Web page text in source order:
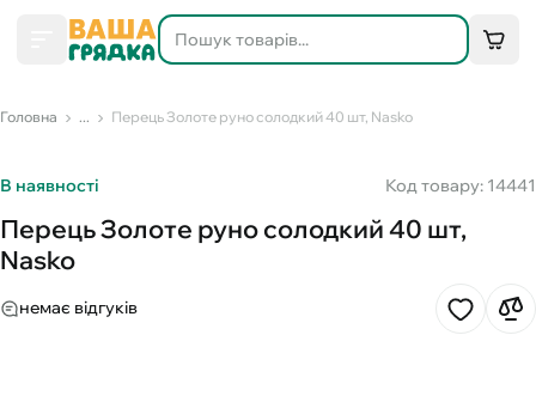
Головна ... Перець Золоте руно солодкий 40 шт, Nasko
В наявності Код товару: 14441
Перець Золоте руно солодкий 40 шт,
Nasko
немає відгуків